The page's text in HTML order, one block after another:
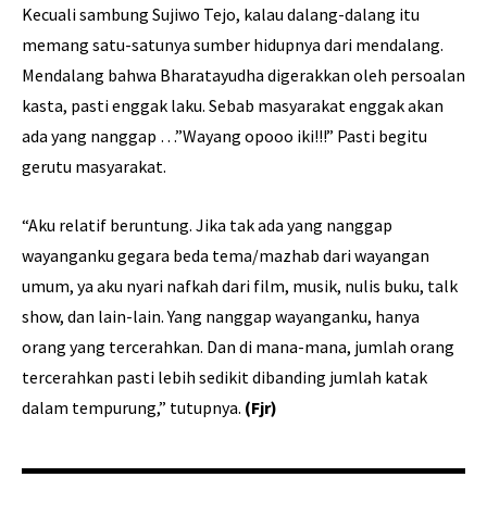
Kecuali sambung Sujiwo Tejo, kalau dalang-dalang itu
memang satu-satunya sumber hidupnya dari mendalang.
Mendalang bahwa Bharatayudha digerakkan oleh persoalan
kasta, pasti enggak laku. Sebab masyarakat enggak akan
ada yang nanggap …”Wayang opooo iki!!!” Pasti begitu
gerutu masyarakat.
“Aku relatif beruntung. Jika tak ada yang nanggap
wayanganku gegara beda tema/mazhab dari wayangan
umum, ya aku nyari nafkah dari film, musik, nulis buku, talk
show, dan lain-lain. Yang nanggap wayanganku, hanya
orang yang tercerahkan. Dan di mana-mana, jumlah orang
tercerahkan pasti lebih sedikit dibanding jumlah katak
dalam tempurung,” tutupnya. (Fjr)